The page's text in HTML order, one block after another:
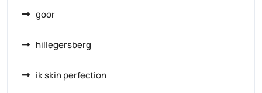
goor
hillegersberg
ik skin perfection